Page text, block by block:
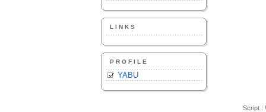
LINKS
PROFILE
YABU
Script :